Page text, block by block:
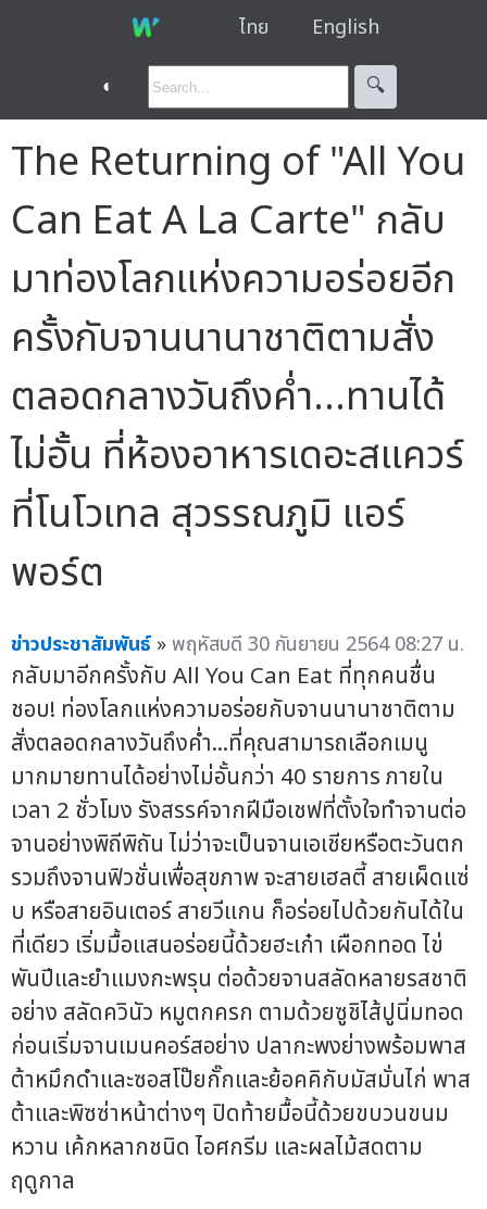
ไทย English
◐ 🔍︎
The Returning of "All You
Can Eat A La Carte" กลับ
มาท่องโลกแห่งความอร่อยอีก
ครั้งกับจานนานาชาติตามสั่ง
ตลอดกลางวันถึงค่ำ...ทานได้
ไม่อั้น ที่ห้องอาหารเดอะสแควร์
ที่โนโวเทล สุวรรณภูมิ แอร์
พอร์ต
ข่าวประชาสัมพันธ์ »พฤหัสบดี 30 กันยายน 2564 08:27 น.
กลับมาอีกครั้งกับ All You Can Eat ที่ทุกคนชื่น
ชอบ! ท่องโลกแห่งความอร่อยกับจานนานาชาติตาม
สั่งตลอดกลางวันถึงค่ำ...ที่คุณสามารถเลือกเมนู
มากมายทานได้อย่างไม่อั้นกว่า 40 รายการ ภายใน
เวลา 2 ชั่วโมง รังสรรค์จากฝีมือเชฟที่ตั้งใจทำจานต่อ
จานอย่างพิถีพิถัน ไม่ว่าจะเป็นจานเอเชียหรือตะวันตก
รวมถึงจานฟิวชั่นเพื่อสุขภาพ จะสายเฮลตี้ สายเผ็ดแซ่
บ หรือสายอินเตอร์ สายวีแกน ก็อร่อยไปด้วยกันได้ใน
ที่เดียว เริ่มมื้อแสนอร่อยนี้ด้วยฮะเก๋า เผือกทอด ไข่
พันปีและยำแมงกะพรุน ต่อด้วยจานสลัดหลายรสชาติ
อย่าง สลัดควินัว หมูตกครก ตามด้วยซูชิไส้ปูนิ่มทอด
ก่อนเริ่มจานเมนคอร์สอย่าง ปลากะพงย่างพร้อมพาส
ต้าหมึกดำและซอสโป๊ยกั๊กและย้อคคิกับมัสมั่นไก่ พาส
ต้าและพิซซ่าหน้าต่างๆ ปิดท้ายมื้อนี้ด้วยขบวนขนม
หวาน เค้กหลากชนิด ไอศกรีม และผลไม้สดตาม
ฤดูกาล